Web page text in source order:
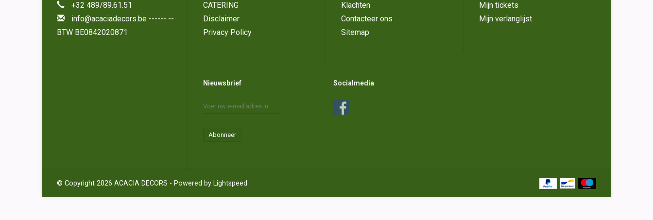
+32 489/89.61.51
info@acaciadecors.be ------ --
BTW BE0842020871
CATERING
Disclaimer
Privacy Policy
Klachten
Contacteer ons
Sitemap
Mijn tickets
Mijn verlanglijst
Nieuwsbrief
Abonneer
Socialmedia
© Copyright 2026 ACACIA DECORS - Powered by Lightspeed